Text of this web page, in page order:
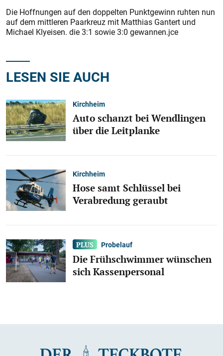
Die Hoffnungen auf den doppelten Punktgewinn ruhten nun
auf dem mittleren Paarkreuz mit Matthias Gantert und
Michael Klyeisen. die 3:1 sowie 3:0 gewannen.jce
LESEN SIE AUCH
Kirchheim
Auto schanzt bei Wendlingen
über die Leitplanke
Kirchheim
Hose samt Schlüssel bei
Verabredung geraubt
Probelauf
Die Frühschwimmer wünschen
sich Kassenpersonal